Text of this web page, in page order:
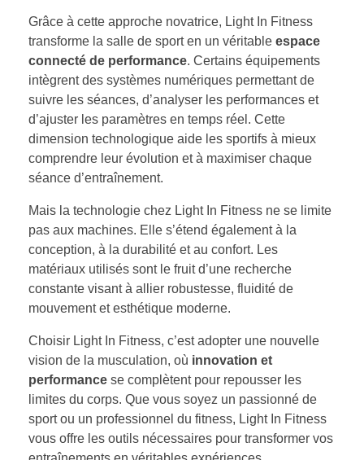
Grâce à cette approche novatrice, Light In Fitness
transforme la salle de sport en un véritable espace
connecté de performance. Certains équipements
intègrent des systèmes numériques permettant de
suivre les séances, d’analyser les performances et
d’ajuster les paramètres en temps réel. Cette
dimension technologique aide les sportifs à mieux
comprendre leur évolution et à maximiser chaque
séance d’entraînement.
Mais la technologie chez Light In Fitness ne se limite
pas aux machines. Elle s’étend également à la
conception, à la durabilité et au confort. Les
matériaux utilisés sont le fruit d’une recherche
constante visant à allier robustesse, fluidité de
mouvement et esthétique moderne.
Choisir Light In Fitness, c’est adopter une nouvelle
vision de la musculation, où innovation et
performance se complètent pour repousser les
limites du corps. Que vous soyez un passionné de
sport ou un professionnel du fitness, Light In Fitness
vous offre les outils nécessaires pour transformer vos